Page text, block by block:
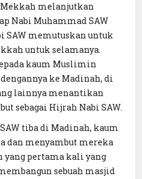
melanjutkan
Nabi Muhammad SAW
SAW memutuskan untuk
untuk selamanya.
kaum Muslimin
ke Madinah, di
lainnya menantikan
sebagai Hijrah Nabi SAW.
tiba di Madinah, kaum
dan menyambut mereka
yang pertama kali yang
sebuah masjid